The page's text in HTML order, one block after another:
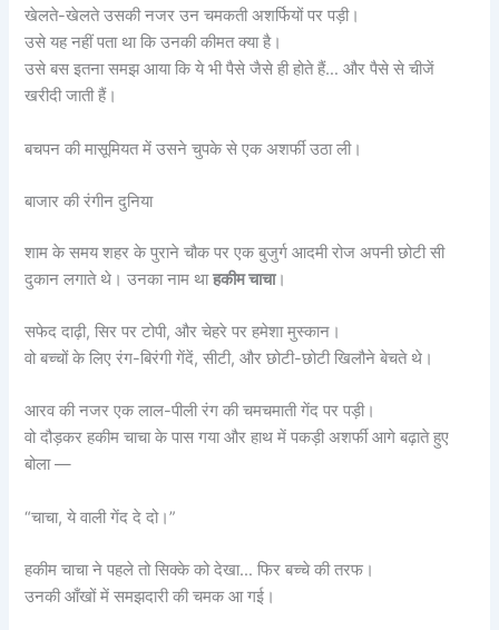
खेलते-खेलते उसकी नजर उन चमकती अशर्फियों पर पड़ी।
उसे यह नहीं पता था कि उनकी कीमत क्या है।
उसे बस इतना समझ आया कि ये भी पैसे जैसे ही होते हैं… और पैसे से चीजें
खरीदी जाती हैं।
बचपन की मासूमियत में उसने चुपके से एक अशर्फी उठा ली।
बाजार की रंगीन दुनिया
शाम के समय शहर के पुराने चौक पर एक बुजुर्ग आदमी रोज अपनी छोटी सी
दुकान लगाते थे। उनका नाम थाहकीम चाचा।
सफेद दाढ़ी, सिर पर टोपी, और चेहरे पर हमेशा मुस्कान।
वो बच्चों के लिए रंग-बिरंगी गेंदें, सीटी, और छोटी-छोटी खिलौने बेचते थे।
आरव की नजर एक लाल-पीली रंग की चमचमाती गेंद पर पड़ी।
वो दौड़कर हकीम चाचा के पास गया और हाथ में पकड़ी अशर्फी आगे बढ़ाते हुए
बोला —
“चाचा, ये वाली गेंद दे दो।”
हकीम चाचा ने पहले तो सिक्के को देखा… फिर बच्चे की तरफ।
उनकी आँखों में समझदारी की चमक आ गई।